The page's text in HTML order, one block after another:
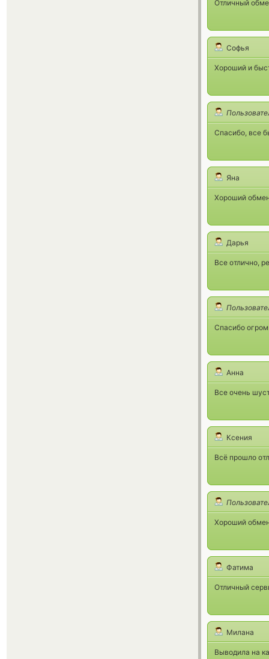
Отличный
Софья
Хороший и
Спасибо, все
Яна
Хороший
Дарья
Все отлично,
Спасибо
Анна
Все очень
Ксения
Всё прошло
Хороший
Фатима
Отличный
Милана
Выводила на